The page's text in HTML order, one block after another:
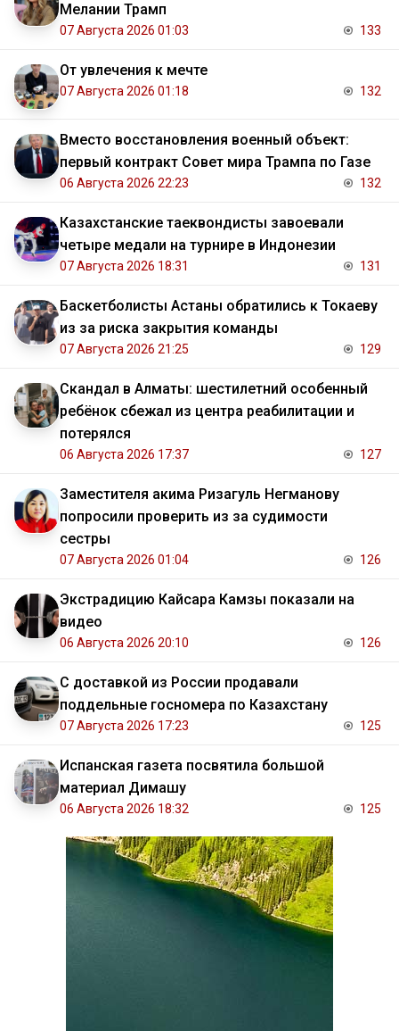
Мелании Трамп
07 Августа 2026 01:03 133
От увлечения к мечте
07 Августа 2026 01:18 132
Вместо восстановления военный объект:
первый контракт Совет мира Трампа по Газе
06 Августа 2026 22:23 132
Казахстанские таеквондисты завоевали
четыре медали на турнире в Индонезии
07 Августа 2026 18:31 131
Баскетболисты Астаны обратились к Токаеву
из за риска закрытия команды
07 Августа 2026 21:25 129
Скандал в Алматы: шестилетний особенный
ребёнок сбежал из центра реабилитации и
потерялся
06 Августа 2026 17:37 127
Заместителя акима Ризагуль Негманову
попросили проверить из за судимости
сестры
07 Августа 2026 01:04 126
Экстрадицию Кайсара Камзы показали на
видео
06 Августа 2026 20:10 126
С доставкой из России продавали
поддельные госномера по Казахстану
07 Августа 2026 17:23 125
Испанская газета посвятила большой
материал Димашу
06 Августа 2026 18:32 125